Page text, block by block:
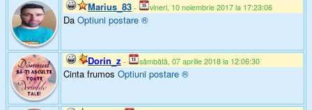
Marius_83 - vineri, 10 noiembrie 2017 la 17:23:06
Da Optiuni postare ®
Dorin_z - sâmbătă, 07 aprilie 2018 la 12:06:30
Cinta frumos Optiuni postare ®